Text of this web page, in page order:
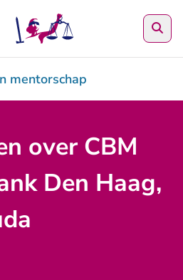
mentorschap
over CBM
Den Haag,